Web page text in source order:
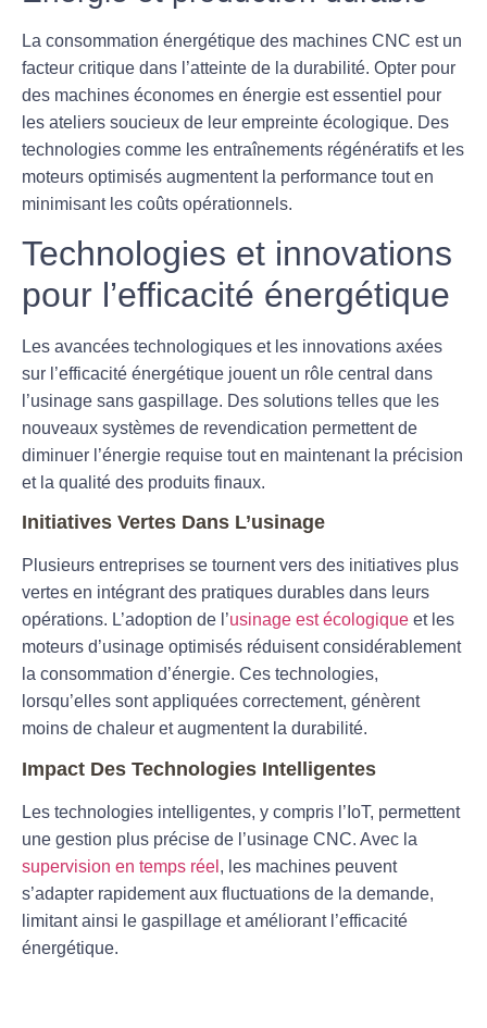
La consommation énergétique des machines CNC est un
facteur critique dans l’atteinte de la durabilité. Opter pour
des machines économes en énergie est essentiel pour
les ateliers soucieux de leur empreinte écologique. Des
technologies comme les entraînements régénératifs et les
moteurs optimisés augmentent la performance tout en
minimisant les coûts opérationnels.
Technologies et innovations
pour l’efficacité énergétique
Les avancées technologiques et les innovations axées
sur l’efficacité énergétique jouent un rôle central dans
l’usinage sans gaspillage. Des solutions telles que les
nouveaux systèmes de revendication permettent de
diminuer l’énergie requise tout en maintenant la précision
et la qualité des produits finaux.
Initiatives Vertes Dans L’usinage
Plusieurs entreprises se tournent vers des initiatives plus
vertes en intégrant des pratiques durables dans leurs
opérations. L’adoption de l’usinage est écologique et les
moteurs d’usinage optimisés réduisent considérablement
la consommation d’énergie. Ces technologies,
lorsqu’elles sont appliquées correctement, génèrent
moins de chaleur et augmentent la durabilité.
Impact Des Technologies Intelligentes
Les technologies intelligentes, y compris l’IoT, permettent
une gestion plus précise de l’usinage CNC. Avec la
supervision en temps réel , les machines peuvent
s’adapter rapidement aux fluctuations de la demande,
limitant ainsi le gaspillage et améliorant l’efficacité
énergétique.